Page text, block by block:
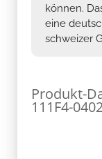
können.
eine
schweizer
Produkt-
111F4-